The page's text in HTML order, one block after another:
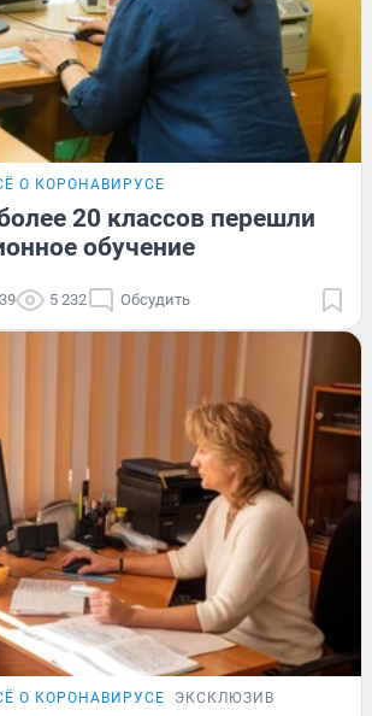
О КОРОНАВИРУСЕ
20 классов перешли
обучение
5 232 Обсудить
О КОРОНАВИРУСЕ ЭКСКЛЮЗИВ